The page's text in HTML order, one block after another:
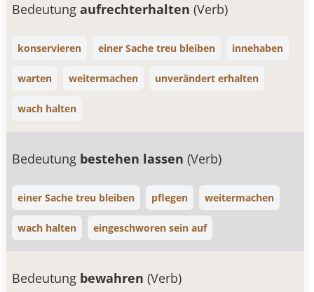
Bedeutungaufrechterhalten(Verb)
konservieren einer Sache treu bleiben innehaben
warten weitermachen unverändert erhalten
wach halten
Bedeutung bestehen lassen(Verb)
einer Sache treu bleiben pflegen weitermachen
wach halten eingeschworen sein auf
Bedeutung bewahren(Verb)